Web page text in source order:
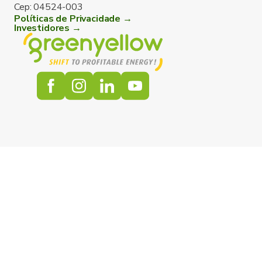
Cep: 04524-003
Políticas de Privacidade →
Investidores →